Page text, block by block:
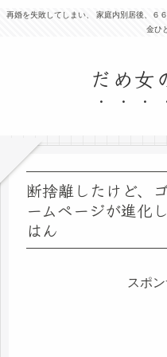
再婚を失敗してしまい、 家庭内別居後、６
金ひ
だめ女
断捨離したけど、
ームページが進化
はん
スポ